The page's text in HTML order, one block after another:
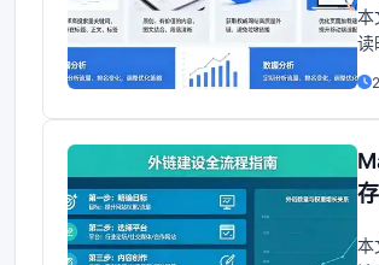
本
读
的
而
的
问
本